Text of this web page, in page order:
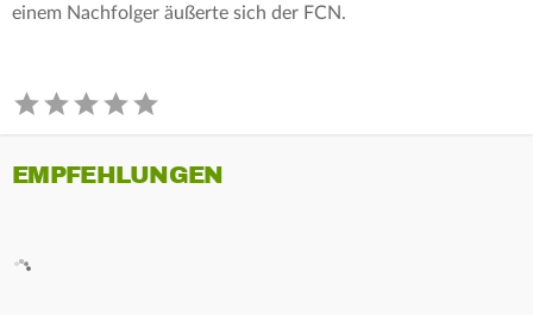
einem Nachfolger äußerte sich der FCN.
EMPFEHLUNGEN